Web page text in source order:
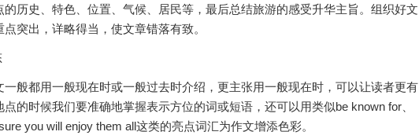
的历史、特色、位置、气候、居民等，最后总结旅游的感受升华主旨。组织好文
突出，详略得当，使文章错落有致。
一般都用一般现在时或一般过去时介绍，更主张用一般现在时，可以让读者更有
的时候我们要准确地掌握表示方位的词或短语，还可以用类似be known for、
you will enjoy them all这类的亮点词汇为作文增添色彩。